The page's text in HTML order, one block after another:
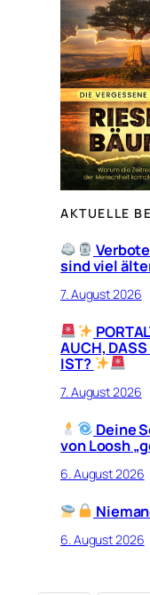
AKTUELLE
sind viel
7. August 2026
AUCH, DASS
IST?
7. August 2026
Deine
von Loosh
6. August 2026
6. August 2026